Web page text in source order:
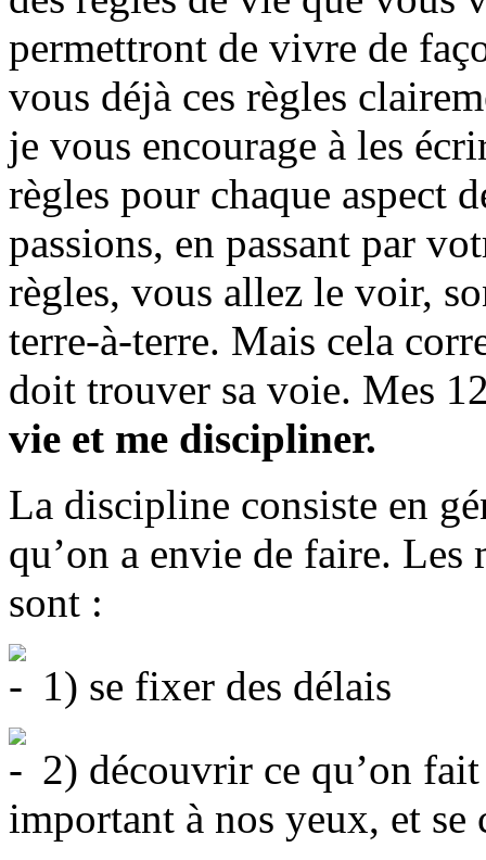
permettront de vivre de
vous déjà ces règles
je vous encourage à les
règles pour chaque aspect
passions, en passant par
règles, vous allez le voir,
terre-à-terre. Mais cela
doit trouver sa voie. Mes
vie et me discipliner.
La discipline consiste en
qu’on a envie de faire.
sont :
1) se fixer des délais
2) découvrir ce qu’on
important à nos yeux, et se